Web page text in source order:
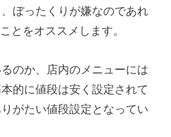
ぼったくりが嫌なのであれ
とをオススメします。
のか、店内のメニューには
的に値段は安く設定されて
がたい値段設定となってい